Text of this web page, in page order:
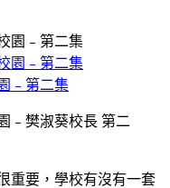
﹣第二集
﹣樊淑葵校長 第二
重要，學校有沒有一套